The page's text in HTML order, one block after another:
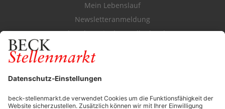
Mein Lebenslauf
Newsletteranmeldung
Durchsuchen Sie den Stellenkatalog
FÜR ARBEITGEBER
Stellenmarktpreise
Anzeigen-AGB